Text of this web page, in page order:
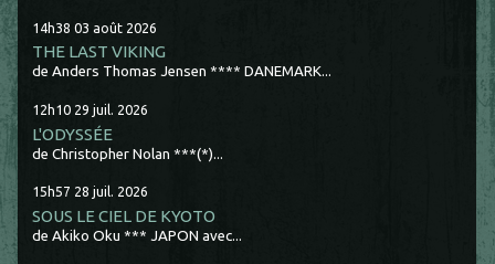
14h38 03 août 2026
THE LAST VIKING
de Anders Thomas Jensen **** DANEMARK...
12h10 29 juil. 2026
L'ODYSSÉE
de Christopher Nolan ***(*)...
15h57 28 juil. 2026
SOUS LE CIEL DE KYOTO
de Akiko Oku *** JAPON avec...